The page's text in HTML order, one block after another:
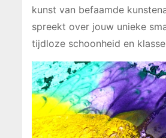
kunst van befaamde
spreekt over jouw unieke
tijdloze schoonheid en